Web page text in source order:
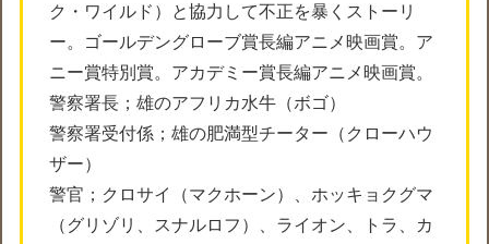
ク・ワイルド）と協力して不正を暴くストーリ
ー。ゴールデングローブ賞長編アニメ映画賞。ア
ニー賞特別賞。アカデミー賞長編アニメ映画賞。
警察署長；雄のアフリカ水牛（ボゴ）
警察署受付係；雄の肥満型チーター（クローハウ
ザー）
警官；クロサイ（マクホーン）、ホッキョクグマ
（グリゾリ、スナルロフ）、ライオン、トラ、カ